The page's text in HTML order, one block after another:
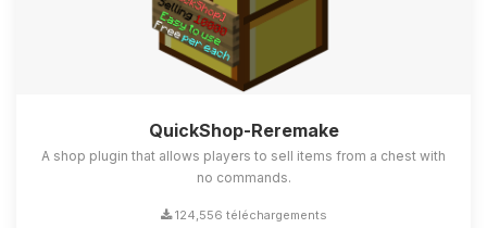
QuickShop-Reremake
A shop plugin that allows players to sell items from a chest with
no commands.
124,556 téléchargements